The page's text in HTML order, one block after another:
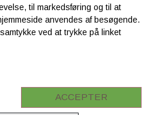
til markedsføring og til at
anvendes af besøgende.
ved at trykke på linket
ACCEPTER